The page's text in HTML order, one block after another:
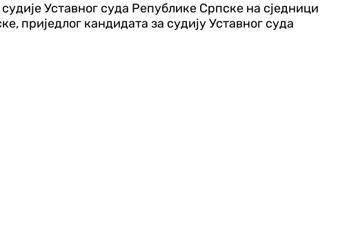
Уставног суда Републике Српске на сједници
приједлог кандидата за судију Уставног суда